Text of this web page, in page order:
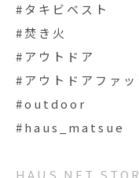
#タキビベスト
#焚き火
#アウトドア
#アウトドアファッ
#outdoor
#haus_matsue
HAUS NET